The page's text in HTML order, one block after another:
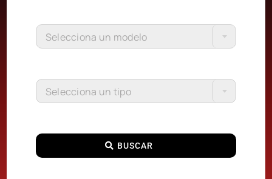
Selecciona un modelo
Selecciona un tipo
BUSCAR